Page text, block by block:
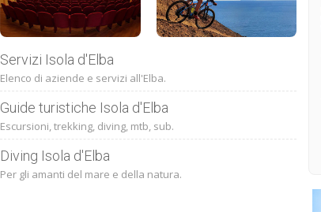
Servizi Isola d'Elba
Elenco di aziende e servizi all'Elba.
Guide turistiche Isola d'Elba
Escursioni, trekking, diving, mtb, sub.
Diving Isola d'Elba
Per gli amanti del mare e della natura.